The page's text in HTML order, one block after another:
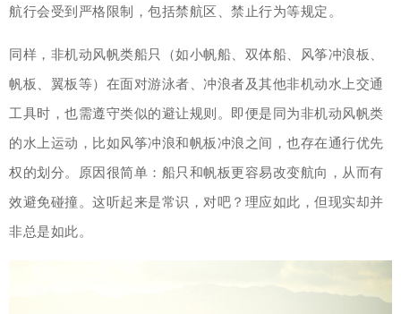
航行会受到严格限制，包括禁航区、禁止行为等规定。
同样，非机动风帆类船只（如小帆船、双体船、风筝冲浪板、
帆板、翼板等）在面对游泳者、冲浪者及其他非机动水上交通
工具时，也需遵守类似的避让规则。即便是同为非机动风帆类
的水上运动，比如风筝冲浪和帆板冲浪之间，也存在通行优先
权的划分。原因很简单：船只和帆板更容易改变航向，从而有
效避免碰撞。这听起来是常识，对吧？理应如此，但现实却并
非总是如此。